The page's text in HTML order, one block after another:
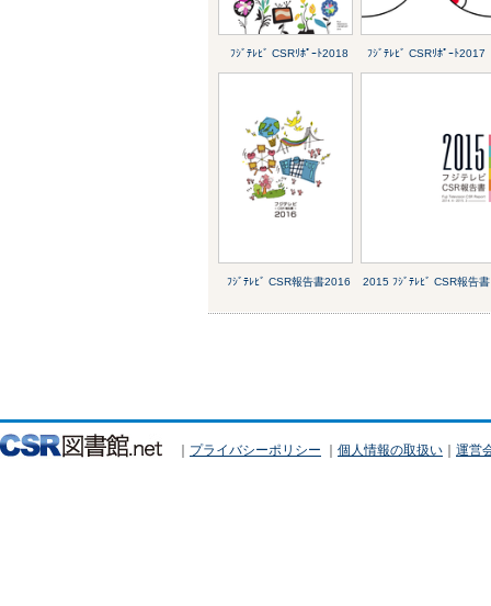
ﾌｼﾞﾃﾚﾋﾞ CSRﾘﾎﾟｰﾄ2018 ﾌｼﾞﾃﾚﾋﾞ CSRﾘﾎﾟｰﾄ2017
ﾌｼﾞﾃﾚﾋﾞ CSR報告書2016 2015 ﾌｼﾞﾃﾚﾋﾞ CSR報告書
｜ プライバシーポリシー ｜ 個人情報の取扱い ｜ 運営